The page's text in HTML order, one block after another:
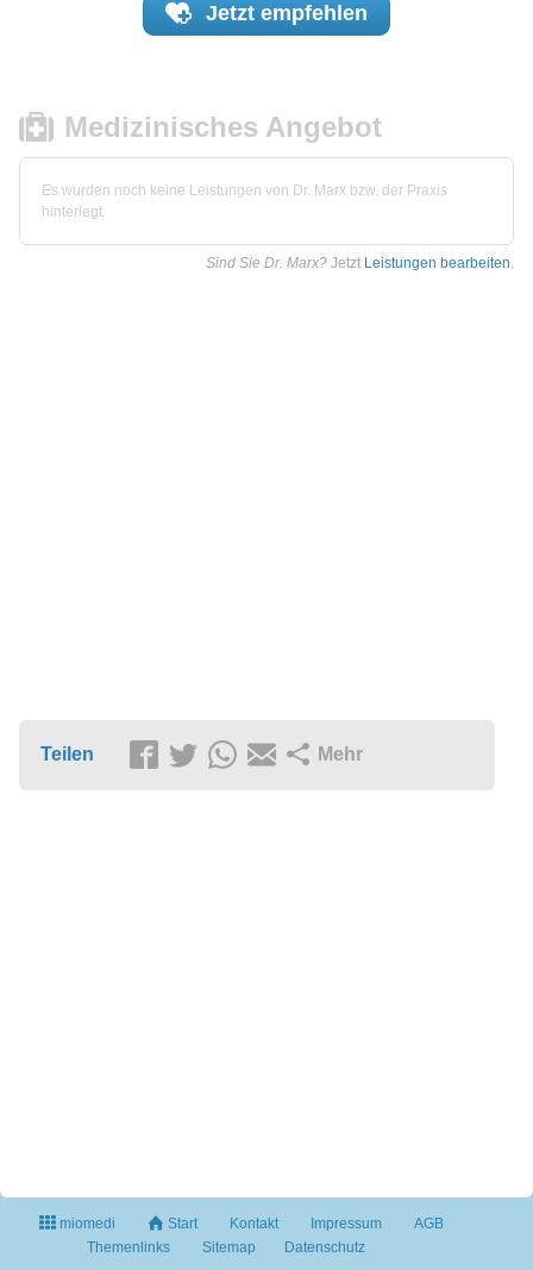
Jetzt empfehlen
Medizinisches Angebot
Es wurden noch keine Leistungen von Dr. Marx bzw. der Praxis
hinterlegt.
Sind Sie Dr. Marx? Jetzt Leistungen bearbeiten.
Teilen Mehr
miomedi Start Kontakt Impressum
AGB
Themenlinks
Sitemap Datenschutz